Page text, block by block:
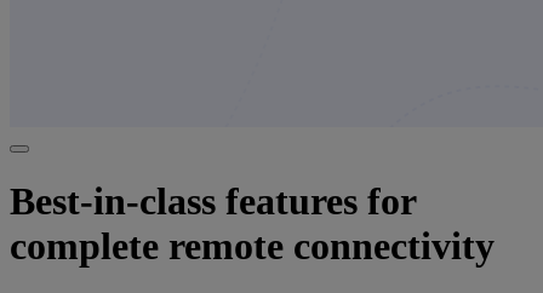
Best-in-class features for
complete remote connectivity